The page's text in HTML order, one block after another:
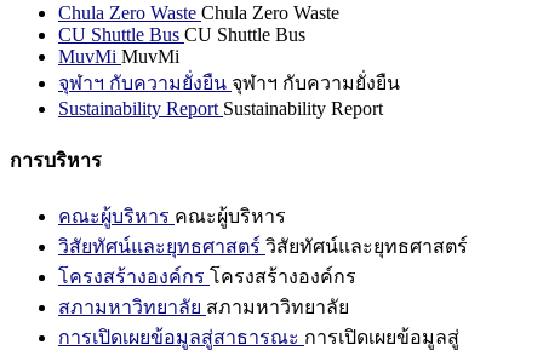
Chula Zero Waste Chula Zero Waste
CU Shuttle Bus CU Shuttle Bus
MuvMi MuvMi
จุฬาฯ กับความยั่งยืน จุฬาฯ กับความยั่งยืน
Sustainability Report Sustainability Report
การบริหาร
คณะผู้บริหาร คณะผู้บริหาร
วิสัยทัศน์และยุทธศาสตร์ วิสัยทัศน์และยุทธศาสตร์
โครงสร้างองค์กร โครงสร้างองค์กร
สภามหาวิทยาลัย สภามหาวิทยาลัย
การเปิดเผยข้อมูลสู่สาธารณะ การเปิดเผยข้อมูลสู่